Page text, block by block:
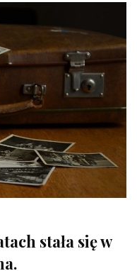
stała się w